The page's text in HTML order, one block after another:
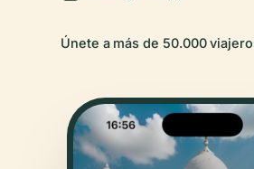
Únete a más de 50.000